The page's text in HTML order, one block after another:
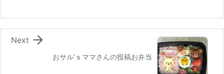
o
k
おサル’ｓママさんの投稿お弁当

Next